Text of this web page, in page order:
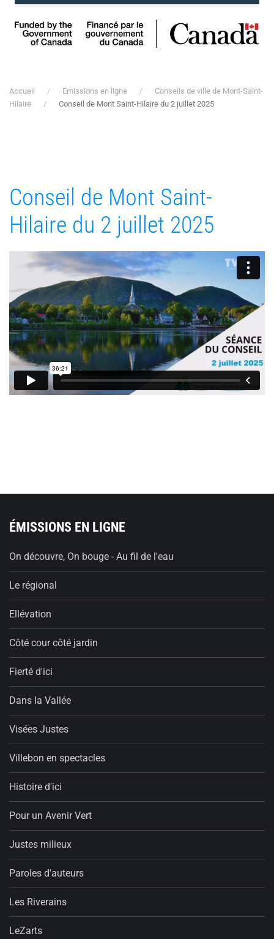
Accueil Émissions en ligne
Conseils de ville de Mont-Saint-
Hilaire
Conseil de Mont Saint-Hilaire du 2 juillet 2025
Conseil de Mont Saint-
Hilaire du 2 juillet 2025
ÉMISSIONS EN LIGNE
On découvre, On bouge - Au fil de l'eau
Le régional
Ellévation
Côté cour côté jardin
Fierté d'ici
Dans la Vallée
Visées Justes
Villebon en spectacles
Histoire d'ici
Pour un Avenir Vert
Justes milieux
Paroles d'auteurs
Les Riverains
LeZarts